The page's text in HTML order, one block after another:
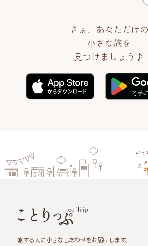
さぁ、あなただけの
小さな旅を
見つけましょう♪
旅する人に小さなしあわせをお届けします。